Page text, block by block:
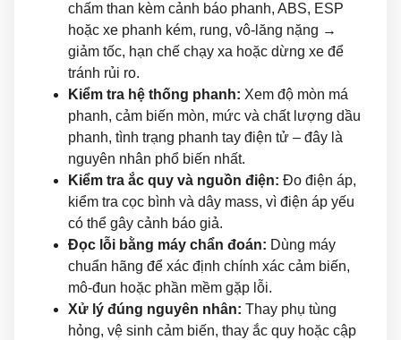
chấm than kèm cảnh báo phanh, ABS, ESP
hoặc xe phanh kém, rung, vô-lăng nặng →
giảm tốc, hạn chế chạy xa hoặc dừng xe để
tránh rủi ro.
Kiểm tra hệ thống phanh: Xem độ mòn má
phanh, cảm biến mòn, mức và chất lượng dầu
phanh, tình trạng phanh tay điện tử – đây là
nguyên nhân phổ biến nhất.
Kiểm tra ắc quy và nguồn điện: Đo điện áp,
kiểm tra cọc bình và dây mass, vì điện áp yếu
có thể gây cảnh báo giả.
Đọc lỗi bằng máy chẩn đoán: Dùng máy
chuẩn hãng để xác định chính xác cảm biến,
mô-đun hoặc phần mềm gặp lỗi.
Xử lý đúng nguyên nhân: Thay phụ tùng
hỏng, vệ sinh cảm biến, thay ắc quy hoặc cập